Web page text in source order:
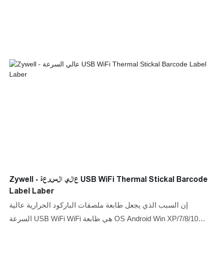
Zywell - عالي السرعة USB WiFi Thermal Stickal Barcode
Label Laber
إن السبب الذي يجعل طابعة ملصقات الباركود الحرارية عالية
السرعة USB WiFi WiFi هي طابعة OS Android Win XP/7/8/10